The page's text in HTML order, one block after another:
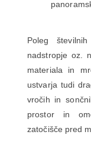
Poleg
nadstropje oz.
materiala in
ustvarja tudi
vročih in
prostor in
zatočišče pred